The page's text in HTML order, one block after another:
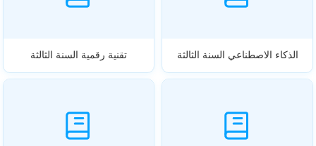
الذكاء الاصطناعي السنة الثالثة تقنية رقمية السنة الثالثة